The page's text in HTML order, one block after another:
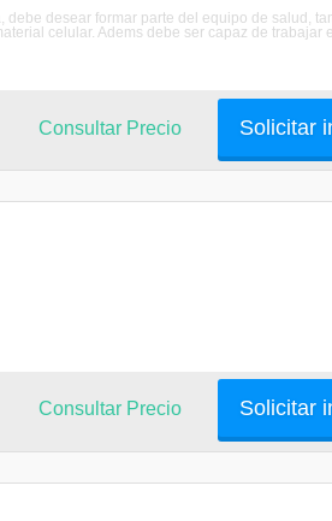
desear formar parte del equipo de salud,
celular. Adems debe ser capaz de trabajar
Solicitar
Consultar Precio
Solicitar
Consultar Precio